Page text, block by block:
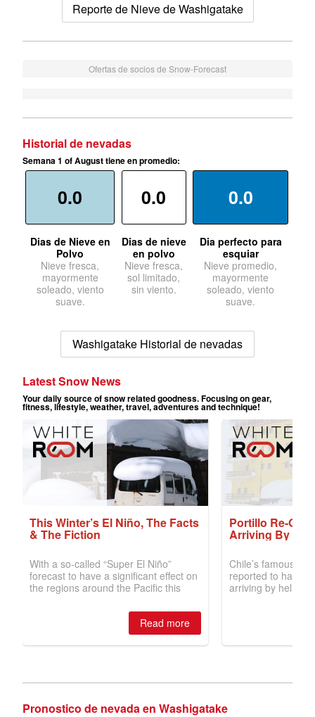
Reporte de Nieve de Washigatake
Ofertas de socios de Snow-Forecast
Historial de nevadas
Semana 1 of August tiene en promedio:
0.0
Dias de Nieve en
Polvo
Nieve fresca,
mayormente
soleado, viento
suave.
0.0
Dias de nieve
en polvo
Nieve fresca,
sol limitado,
sin viento.
0.0
Dia perfecto para
esquiar
Nieve promedio,
mayormente
soleado, viento
suave.
Washigatake Historial de nevadas
Pronostico de nevada en Washigatake